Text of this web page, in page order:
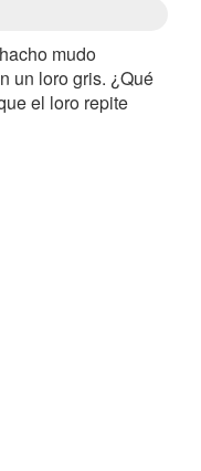
mudo
un loro gris. ¿Qué
el loro repite